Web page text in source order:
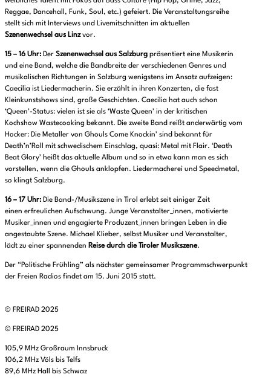
Reggae, Dancehall, Funk, Soul, etc.) gefeiert. Die Veranstaltungsreihe
stellt sich mit Interviews und Livemitschnitten im aktuellen
Szenenwechsel aus Linzvor.
15 – 16 Uhr: Der Szenenwechsel aus Salzburg präsentiert eine Musikerin
und eine Band, welche die Bandbreite der verschiedenen Genres und
musikalischen Richtungen in Salzburg wenigstens im Ansatz aufzeigen:
Caecilia ist Liedermacherin. Sie erzählt in ihren Konzerten, die fast
Kleinkunstshows sind, große Geschichten. Caecilia hat auch schon
‘Queen’-Status: vielen ist sie als ‘Waste Queen’ in der kritischen
Kochshow Wastecooking bekannt. Die zweite Band reißt anderwärtig vom
Hocker: Die Metaller von Ghouls Come Knockin’ sind bekannt für
Death’n’Roll mit schwedischem Einschlag, quasi: Metal mit Flair. ‘Death
Beat Glory’ heißt das aktuelle Album und so in etwa kann man es sich
vorstellen, wenn die Ghouls anklopfen. Liedermacherei und Speedmetal,
so klingt Salzburg.
16 – 17 Uhr: Die Band-/Musikszene in Tirol erlebt seit einiger Zeit
einen erfreulichen Aufschwung. Junge Veranstalter_innen, motivierte
Musiker_innen und engagierte Produzent_innen bringen Leben in die
angestaubte Szene. Michael Klieber, selbst Musiker und Veranstalter,
lädt zu einer spannenden Reise durch die Tiroler Musikszene.
Der “Politische Frühling” als nächster gemeinsamer Programmschwerpunkt
der Freien Radios findet am 15. Juni 2015 statt.
© FREIRAD 2025
© FREIRAD 2025
105,9 MHz Großraum Innsbruck
106,2 MHz Völs bis Telfs
89,6 MHz Hall bis Schwaz